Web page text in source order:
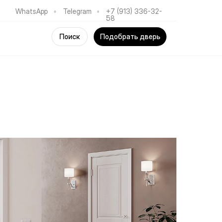
WhatsApp • Telegram •
+7 (913) 336-32-
58
Поиск Подобрать дверь